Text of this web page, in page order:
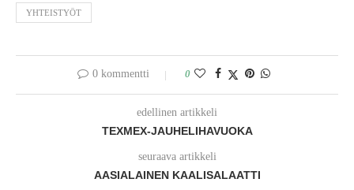
YHTEISTYÖT
0 kommentti 0
edellinen artikkeli
TEXMEX-JAUHELIHAVUOKA
seuraava artikkeli
AASIALAINEN KAALISALAATTI